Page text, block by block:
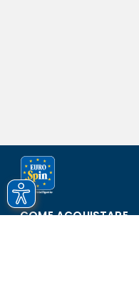
COME ACQUISTARE